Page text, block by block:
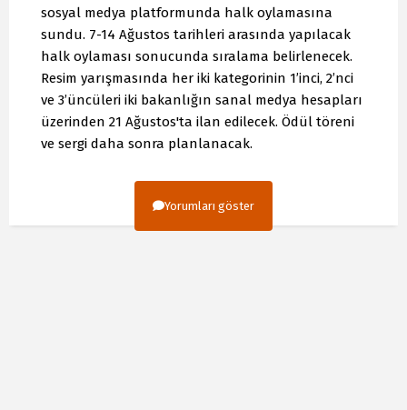
sosyal medya platformunda halk oylamasına
sundu. 7-14 Ağustos tarihleri arasında yapılacak
halk oylaması sonucunda sıralama belirlenecek.
Resim yarışmasında her iki kategorinin 1’inci, 2’nci
ve 3’üncüleri iki bakanlığın sanal medya hesapları
üzerinden 21 Ağustos'ta ilan edilecek. Ödül töreni
ve sergi daha sonra planlanacak.
Yorumları göster